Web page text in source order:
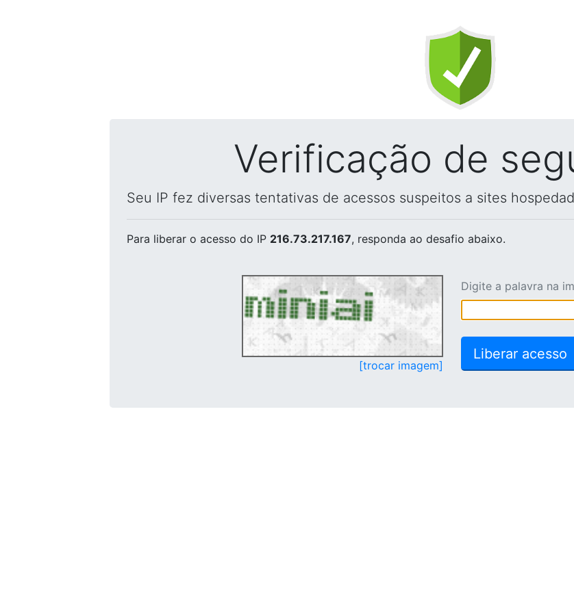
Verificação de
Seu IP fez diversas tentativas de acessos suspeitos a sites
Para liberar o acesso do IP 216.73.217.167, responda ao desafio abaixo.
[trocar imagem]
Digite a palavra na